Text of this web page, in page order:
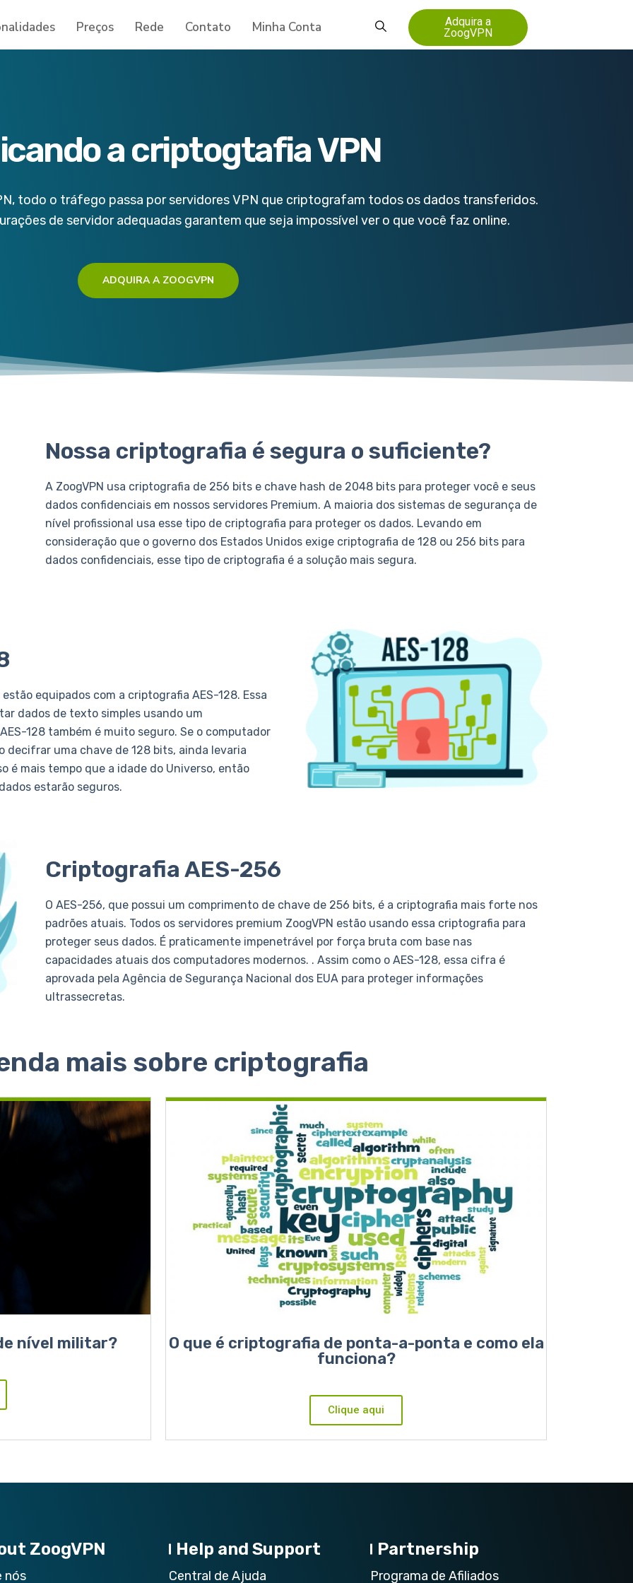
Preços Rede Contato Minha Conta
Adquira a
ZoogVPN
a criptogtafia VPN
todo o tráfego passa por servidores VPN que criptografam todos os dados transferidos.
de servidor adequadas garantem que seja impossível ver o que você faz online.
ADQUIRA A ZOOGVPN
Nossa criptografia é segura o suficiente?
A ZoogVPN usa criptografia de 256 bits e chave hash de 2048 bits para proteger você e seus
dados confidenciais em nossos servidores Premium. A maioria dos sistemas de segurança de
nível profissional usa esse tipo de criptografia para proteger os dados. Levando em
consideração que o governo dos Estados Unidos exige criptografia de 128 ou 256 bits para
dados confidenciais, esse tipo de criptografia é a solução mais segura.
equipados com a criptografia AES-128. Essa
dados de texto simples usando um
128 também é muito seguro. Se o computador
decifrar uma chave de 128 bits, ainda levaria
é mais tempo que a idade do Universo, então
estarão seguros.
Criptografia AES-256
O AES-256, que possui um comprimento de chave de 256 bits, é a criptografia mais forte nos
padrões atuais. Todos os servidores premium ZoogVPN estão usando essa criptografia para
proteger seus dados. É praticamente impenetrável por força bruta com base nas
capacidades atuais dos computadores modernos. . Assim como o AES-128, essa cifra é
aprovada pela Agência de Segurança Nacional dos EUA para proteger informações
ultrassecretas.
mais sobre criptografia
nível militar?
O que é criptografia de ponta-a-ponta e como ela
funciona?
Clique aqui
ZoogVPN
nós
Help and Support
Central de Ajuda
Partnership
Programa de Afiliados